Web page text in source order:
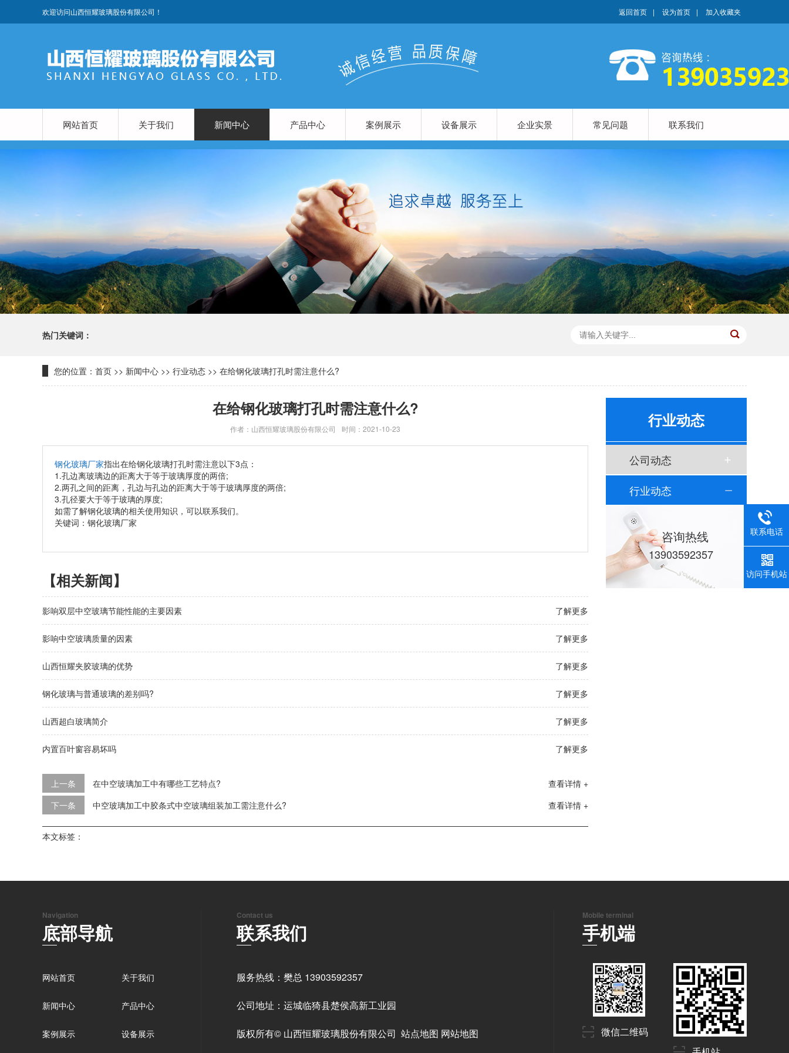
欢迎访问山西恒耀玻璃股份有限公司！ 返回首页 | 设为首页 | 加入收藏夹
网站首页 关于我们 新闻中心 产品中心 案例展示 设备展示 企业实景 常见问题 联系我们
热门关键词：
您的位置： 首页 >> 新闻中心 >> 行业动态 >> 在给钢化玻璃打孔时需注意什么?
行业动态
公司动态
行业动态
咨询热线
13903592357
在给钢化玻璃打孔时需注意什么?
作者：山西恒耀玻璃股份有限公司 时间：2021-10-23
钢化玻璃厂家指出在给钢化玻璃打孔时需注意以下3点：
1.孔边离玻璃边的距离大于等于玻璃厚度的两倍;
2.两孔之间的距离，孔边与孔边的距离大于等于玻璃厚度的两倍;
3.孔径要大于等于玻璃的厚度;
如需了解钢化玻璃的相关使用知识，可以联系我们。
关键词：钢化玻璃厂家
【相关新闻】
了解更多
影响双层中空玻璃节能性能的主要因素
了解更多
影响中空玻璃质量的因素
了解更多
山西恒耀夹胶玻璃的优势
了解更多
钢化玻璃与普通玻璃的差别吗?
了解更多
山西超白玻璃简介
了解更多
内置百叶窗容易坏吗
上一条 查看详情 +
在中空玻璃加工中有哪些工艺特点?
下一条
查看详情 +
中空玻璃加工中胶条式中空玻璃组装加工需注意什么?
本文标签：
Navigation
底部导航
网站首页 关于我们
新闻中心 产品中心
案例展示 设备展示
Contact us
联系我们
服务热线：樊总 13903592357
公司地址：运城临猗县楚侯高新工业园
版权所有© 山西恒耀玻璃股份有限公司 站点地图 网站地图
Mobile terminal
手机端
微信二维码
联系电话
访问手机站